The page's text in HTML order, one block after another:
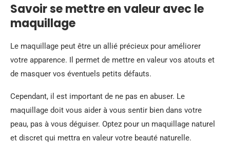
Savoir se mettre en valeur avec le
maquillage
Le maquillage peut être un allié précieux pour améliorer
votre apparence. Il permet de mettre en valeur vos atouts et
de masquer vos éventuels petits défauts.
Cependant, il est important de ne pas en abuser. Le
maquillage doit vous aider à vous sentir bien dans votre
peau, pas à vous déguiser. Optez pour un maquillage naturel
et discret qui mettra en valeur votre beauté naturelle.